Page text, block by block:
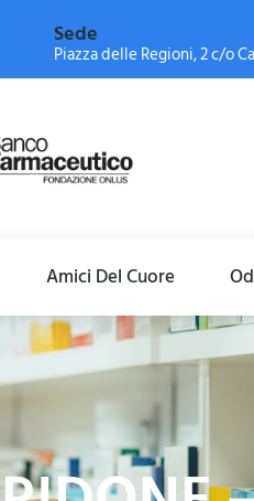
Sede
Piazza delle Regioni, 2 c/o
Amici Del Cuore